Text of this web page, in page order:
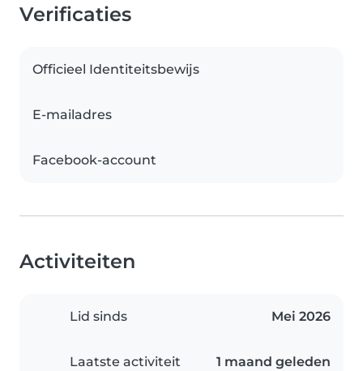
Verificaties
Officieel Identiteitsbewijs
E-mailadres
Facebook-account
Activiteiten
Lid sinds Mei 2026
Laatste activiteit 1 maand geleden